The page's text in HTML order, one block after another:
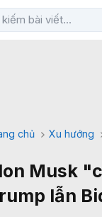
chủ Xu hướng
Musk
lẫn